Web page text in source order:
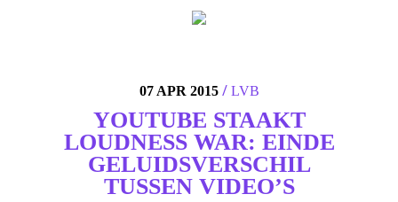
07 APR 2015/ LVB
YOUTUBE STAAKT
LOUDNESS WAR: EINDE
GELUIDSVERSCHIL
TUSSEN VIDEO’S